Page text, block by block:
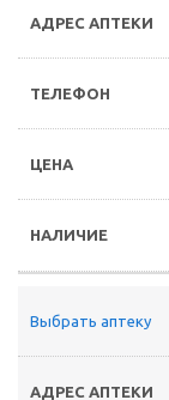
Выбрать аптеку